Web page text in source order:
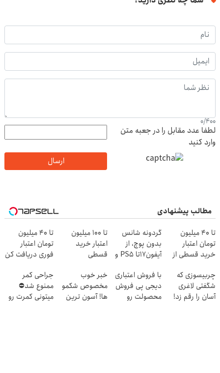
0/400
لطفا عدد مقابل را در جعبه متن
وارد کنید
ارسال
مطالب پیشنهادی
تا ۴۰ میلیون
تومان اعتبار
خرید قسطی از
گردونه شانس
بدون پوچ، از
آیفون17تا PS5 و
دلار🔥
تا ۱۰۰ میلیون
اعتبار خرید
قسطی
تا 40 میلیون
تومان اعتبار
فوری دریافت کن
چربیسوزی که
شگفتی لاغری
آسان را رقم زد!
با فروش اعتباری
دیجی پی فروش
محصولت رو
خبر خوب
مخصوص شکمو
ها! آسون ترین
جراحی کمر
ممنوع شد⛔
میتونی کمرت رو